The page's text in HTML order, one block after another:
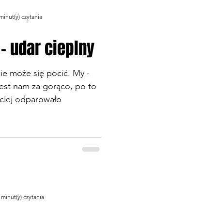
udar cieplny
może się pocić. My -
nam za gorąco, po to
odparowało
czytania
minut(y) czytania